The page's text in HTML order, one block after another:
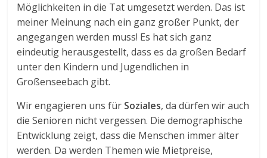
Möglichkeiten in die Tat umgesetzt werden. Das ist
meiner Meinung nach ein ganz großer Punkt, der
angegangen werden muss! Es hat sich ganz
eindeutig herausgestellt, dass es da großen Bedarf
unter den Kindern und Jugendlichen in
Großenseebach gibt.
Wir engagieren uns für Soziales, da dürfen wir auch
die Senioren nicht vergessen. Die demographische
Entwicklung zeigt, dass die Menschen immer älter
werden. Da werden Themen wie Mietpreise,